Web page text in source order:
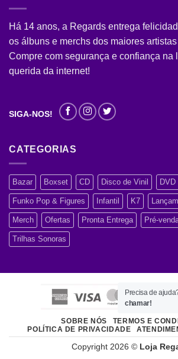
Há 14 anos, a Regards entrega
os álbuns e merchs dos maiores
Compre com segurança e confiança na
querida da internet!
SIGA-NOS!
CATEGORIAS
Bazar Boxset CD Disco de Vinil
Funko Pop & Figures Infantil K7
Merch Ofertas Pronta Entrega Pré-
Trilhas Sonoras
SOBRE NÓS
TERMOS E
POLÍTICA DE PRIVACIDADE
Copyright 2026 © Loja
Precisa de
chamar!